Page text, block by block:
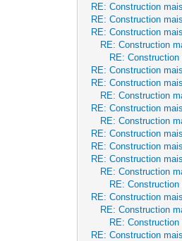
RE: Construction
RE: Construction
RE: Construction
RE: Construction
RE:
RE: Construction
RE: Construction
RE: Construction
RE: Construction
RE: Construction
RE: Construction
RE: Construction
RE: Construction
RE: Construction
RE:
RE: Construction
RE: Construction
RE:
RE: Construction